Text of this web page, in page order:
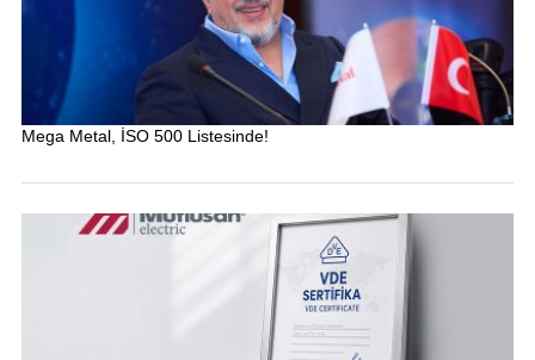
Mega Metal, İSO 500 Listesinde!